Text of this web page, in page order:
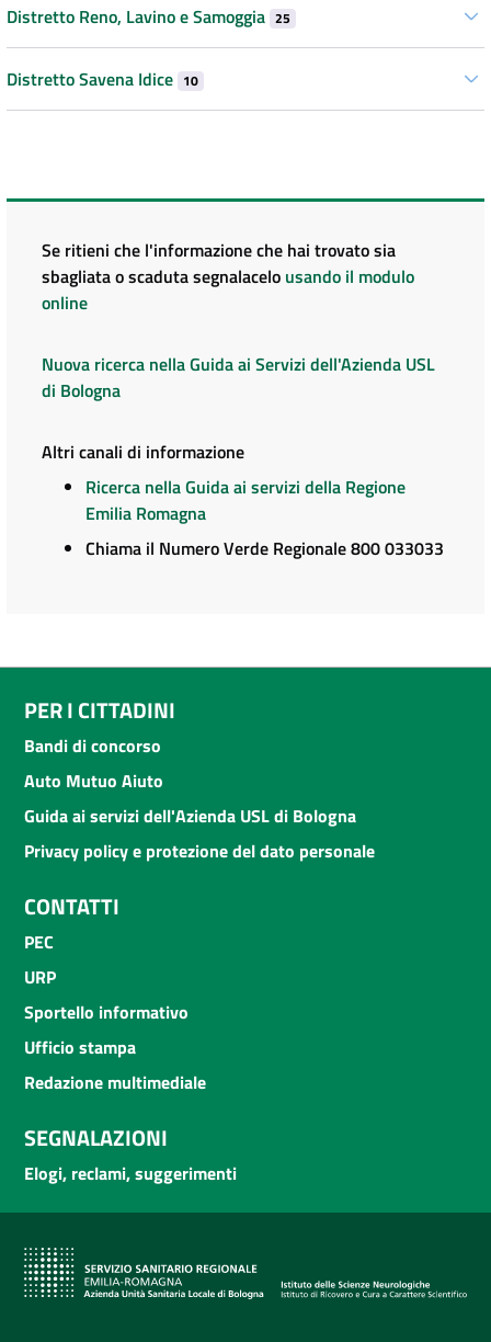
Distretto Reno, Lavino e Samoggia 25
Distretto Savena Idice 10
Se ritieni che l'informazione che hai trovato sia
sbagliata o scaduta segnalacelo usando il modulo
online
Nuova ricerca nella Guida ai Servizi dell'Azienda USL
di Bologna
Altri canali di informazione
Ricerca nella Guida ai servizi della Regione
Emilia Romagna
Chiama il Numero Verde Regionale 800 033033
PER I CITTADINI
Bandi di concorso
Auto Mutuo Aiuto
Guida ai servizi dell'Azienda USL di Bologna
Privacy policy e protezione del dato personale
CONTATTI
PEC
URP
Sportello informativo
Ufficio stampa
Redazione multimediale
SEGNALAZIONI
Elogi, reclami, suggerimenti